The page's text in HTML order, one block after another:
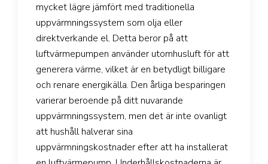
mycket lägre jämfört med traditionella
uppvärmningssystem som olja eller
direktverkande el. Detta beror på att
luftvärmepumpen använder utomhusluft för att
generera värme, vilket är en betydligt billigare
och renare energikälla. Den årliga besparingen
varierar beroende på ditt nuvarande
uppvärmningssystem, men det är inte ovanligt
att hushåll halverar sina
uppvärmningskostnader efter att ha installerat